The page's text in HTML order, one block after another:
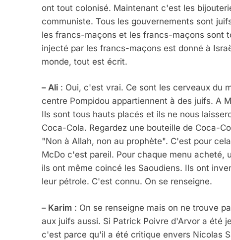
ont tout colonisé. Maintenant c'est les
communiste. Tous les gouvernements sont
les francs-maçons et les francs-maçons sont
injecté par les francs-maçons est donné à
monde, tout est écrit.
– Ali : Oui, c'est vrai. Ce sont les cerveaux du
centre Pompidou appartiennent à des juifs. A
Ils sont tous hauts placés et ils ne nous
Coca-Cola. Regardez une bouteille de Coca-
"Non à Allah, non au prophète". C'est pour
McDo c'est pareil. Pour chaque menu acheté,
ils ont même coincé les Saoudiens. Ils ont
leur pétrole. C'est connu. On se renseigne.
– Karim : On se renseigne mais on ne trouve
aux juifs aussi. Si Patrick Poivre d'Arvor a été
c'est parce qu'il a été critique envers Nicolas